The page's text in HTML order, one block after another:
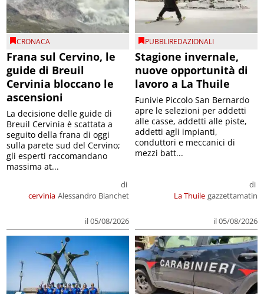
CRONACA
Frana sul Cervino, le
guide di Breuil
Cervinia bloccano le
ascensioni
cervinia
di
Alessandro Bianchet
il 05/08/2026
La decisione delle guide di
Breuil Cervinia è scattata a
seguito della frana di oggi
sulla parete sud del Cervino;
gli esperti raccomandano
massima at...
PUBBLIREDAZIONALI
Stagione invernale,
nuove opportunità di
lavoro a La Thuile
La Thuile
di
gazzettamatin
il 05/08/2026
Funivie Piccolo San Bernardo
apre le selezioni per addetti
alle casse, addetti alle piste,
addetti agli impianti,
conduttori e meccanici di
mezzi batt...